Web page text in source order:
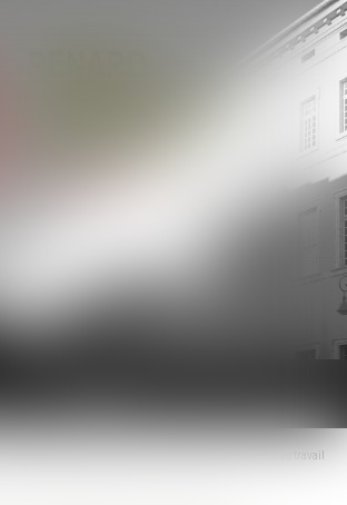
le
menu
Relation individuelles au travail